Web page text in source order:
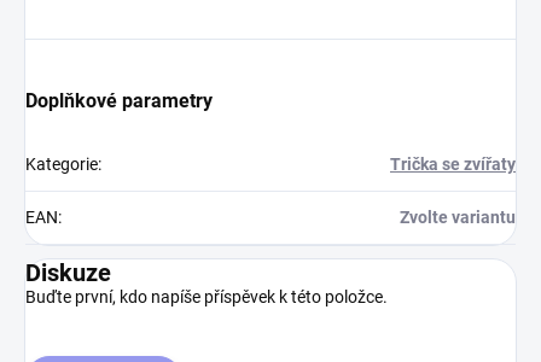
Doplňkové parametry
Kategorie: Trička se zvířaty
EAN: Zvolte variantu
Diskuze
Buďte první, kdo napíše příspěvek k této položce.